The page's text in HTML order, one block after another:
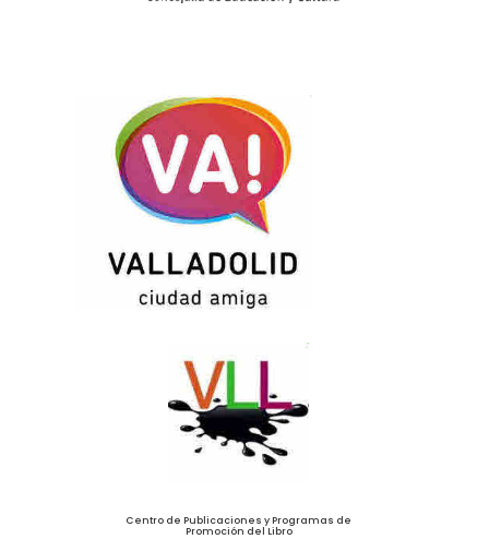
Centro de Publicaciones y Programas de
Promoción del Libro